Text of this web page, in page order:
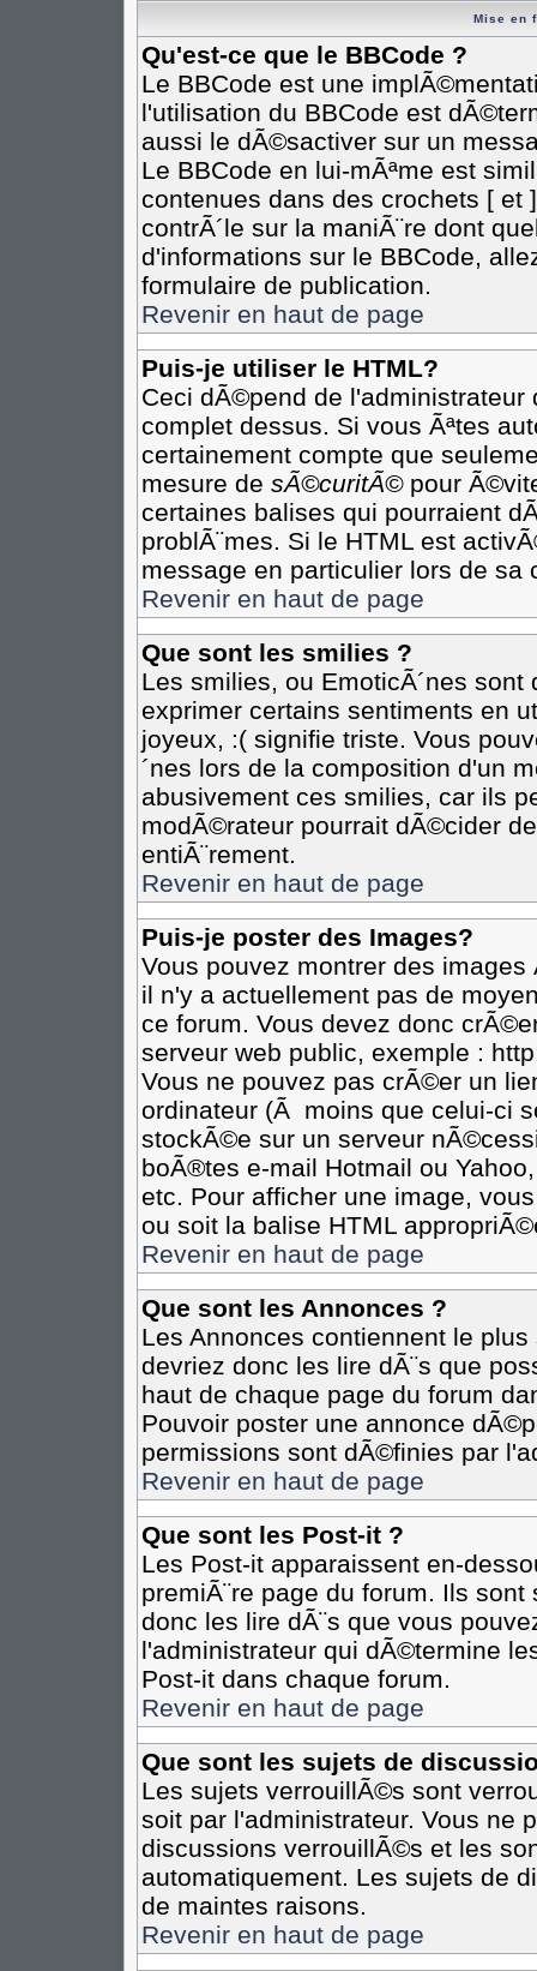
Mise en
Qu'est-ce que le BBCode ?
Le BBCode est une
l'utilisation du BBCode est
aussi le dÃ©sactiver sur un
Le BBCode en lui-mÃªme est
contenues dans des crochets [
contrÃ´le sur la maniÃ¨re dont
d'informations sur le BBCode,
formulaire de publication.
Revenir en haut de page
Puis-je utiliser le HTML?
Ceci dÃ©pend de l'administrateur
complet dessus. Si vous Ãªtes
certainement compte que
mesure de sÃ©curitÃ©pour
certaines balises qui pourraient
problÃ¨mes. Si le HTML est
message en particulier lors de sa
Revenir en haut de page
Que sont les smilies ?
Les smilies, ou EmoticÃ´nes
exprimer certains sentiments en
joyeux, :( signifie triste. Vous
´nes lors de la composition d'un
abusivement ces smilies, car ils
modÃ©rateur pourrait dÃ©cider
entiÃ¨rement.
Revenir en haut de page
Puis-je poster des Images?
Vous pouvez montrer des
il n'y a actuellement pas de
ce forum. Vous devez donc
serveur web public, exemple :
Vous ne pouvez pas crÃ©er un
ordinateur (Ã moins que celui-ci
stockÃ©e sur un serveur
boÃ®tes e-mail Hotmail ou
etc. Pour afficher une image,
ou soit la balise HTML
Revenir en haut de page
Que sont les Annonces ?
Les Annonces contiennent le
devriez donc les lire dÃ¨s que
haut de chaque page du forum
Pouvoir poster une annonce
permissions sont dÃ©finies par
Revenir en haut de page
Que sont les Post-it ?
Les Post-it apparaissent en-
premiÃ¨re page du forum. Ils
donc les lire dÃ¨s que vous
l'administrateur qui dÃ©termine
Post-it dans chaque forum.
Revenir en haut de page
Que sont les sujets de
Les sujets verrouillÃ©s sont
soit par l'administrateur. Vous ne
discussions verrouillÃ©s et les
automatiquement. Les sujets de
de maintes raisons.
Revenir en haut de page